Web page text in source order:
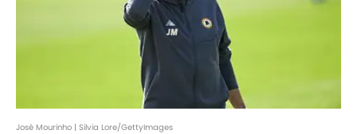
Josè Mourinho | Silvia Lore/GettyImages